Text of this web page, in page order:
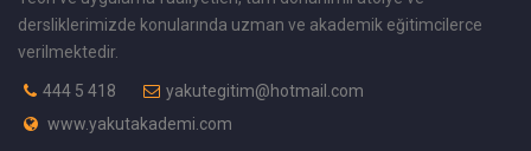
dersliklerimizde konularında uzman ve akademik eğitimcilerce
verilmektedir.
444 5 418
yakutegitim@hotmail.com
www.yakutakademi.com